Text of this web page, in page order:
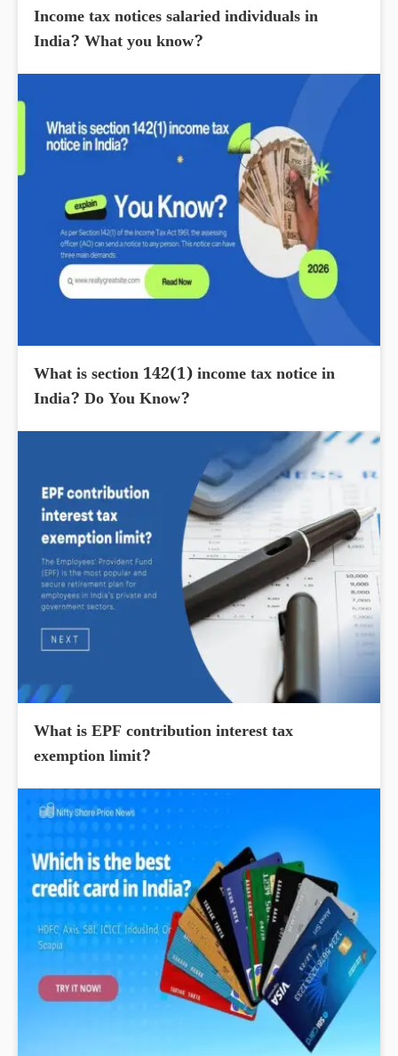
Income tax notices salaried individuals in
India? What you know?
What is section 142(1) income tax notice in
India? Do You Know?
What is EPF contribution interest tax
exemption limit?